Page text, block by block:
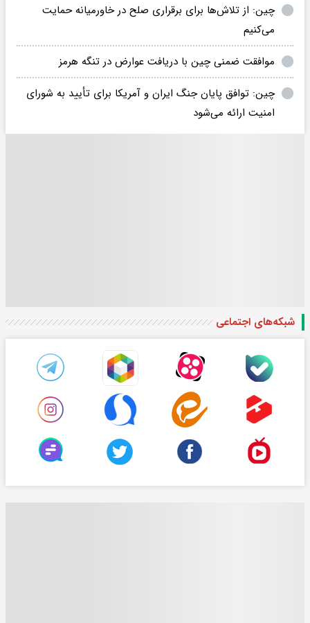
چین: از تلاش‌ها برای برقراری صلح در خاورمیانه حمایت
می‌کنیم
موافقت ضمنی چین با دریافت عوارض در تنگه هرمز
چین: توافق پایان جنگ ایران و‌ آمریکا برای تأیید به شورای
امنیت ارائه می‌شود
شبکه‌های اجتماعی